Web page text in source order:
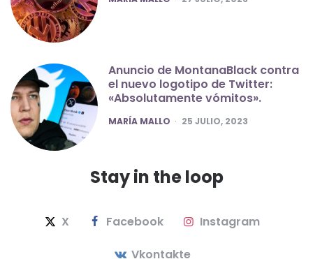
Anuncio de MontanaBlack contra
el nuevo logotipo de Twitter:
«Absolutamente vómitos».
POSTED
MARÍA MALLO 25 JULIO, 2023
Stay in the loop
X Facebook Instagram
Vkontakte